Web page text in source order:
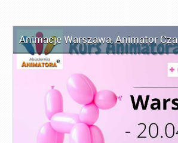
Animacje Warszawa,Animator